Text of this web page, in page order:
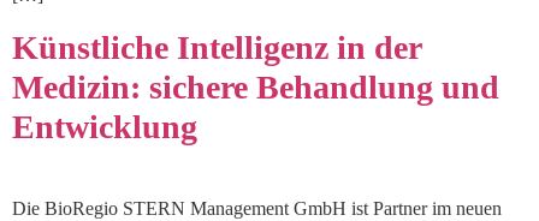
Künstliche Intelligenz in der
Medizin: sichere Behandlung und
Entwicklung
Die BioRegio STERN Management GmbH ist Partner im neuen